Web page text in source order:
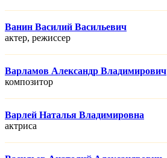
Ванин Василий Васильевич
актер, режисcер
Варламов Александр Владимирович
композитор
Варлей Наталья Владимировна
актриса